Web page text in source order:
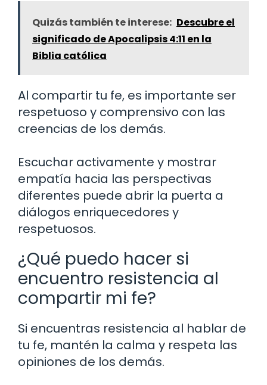
Quizás también te interese: Descubre el
significado de Apocalipsis 4:11 en la
Biblia católica
Al compartir tu fe, es importante ser
respetuoso y comprensivo con las
creencias de los demás.
Escuchar activamente y mostrar
empatía hacia las perspectivas
diferentes puede abrir la puerta a
diálogos enriquecedores y
respetuosos.
¿Qué puedo hacer si
encuentro resistencia al
compartir mi fe?
Si encuentras resistencia al hablar de
tu fe, mantén la calma y respeta las
opiniones de los demás.